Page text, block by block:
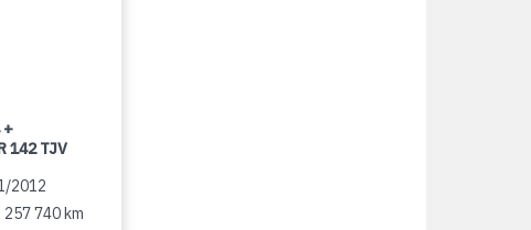
+
142 TJV
2012
740 km